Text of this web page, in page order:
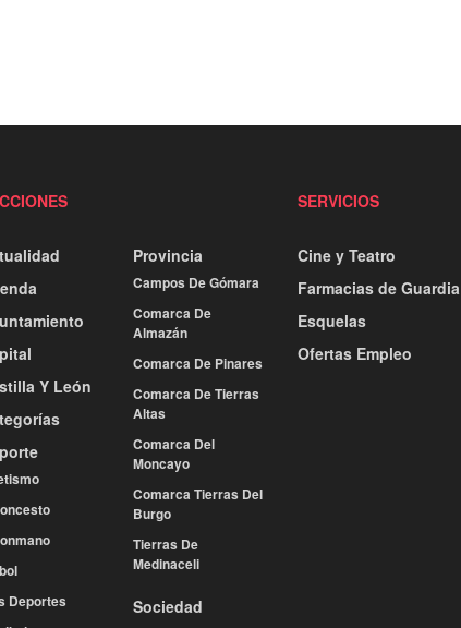
Y León
Deportes
Provincia
Campos De Gómara
Comarca De
Almazán
Comarca De Pinares
Comarca De Tierras
Altas
Comarca Del
Moncayo
Comarca Tierras Del
Burgo
Tierras De
Medinaceli
Sociedad
SERVICIOS
Cine y Teatro
Farmacias de Guardia
Esquelas
Ofertas Empleo